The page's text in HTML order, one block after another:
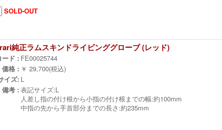
SOLD-OUT
純正ラムスキンドライビンググローブ (レッド)
ード : FE00025744
価格 : ￥ 29,700(税込)
イズ: L
備考 : 表記サイズ:L
人差し指の付け根から小指の付け根までの幅:約100mm
中指の先から手首部分までの長さ:約235mm